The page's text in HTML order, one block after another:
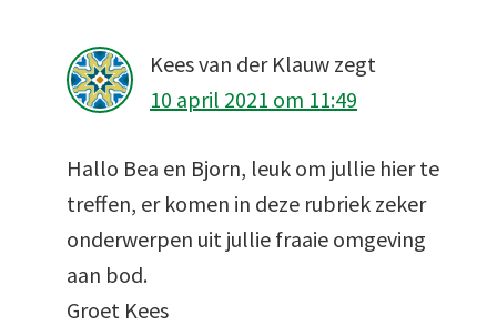
Kees van der Klauw zegt
10 april 2021 om 11:49
Hallo Bea en Bjorn, leuk om jullie hier te
treffen, er komen in deze rubriek zeker
onderwerpen uit jullie fraaie omgeving
aan bod.
Groet Kees